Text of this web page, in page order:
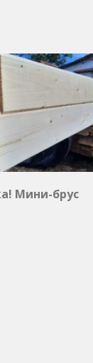
Мини-брус